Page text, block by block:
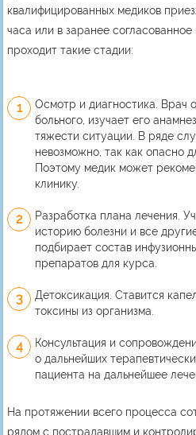
квалифицированных медиков
часа или в заранее
проходит такие стадии:
Осмотр и диагностика. Врач
больного, изучает его
тяжести ситуации. В ряде
невозможно, так как опасно
Поэтому медик может
клинику.
Разработка плана лечения.
историю болезни и все
подбирает состав
препаратов для курса.
Детоксикация. Ставится
токсины из организма.
Консультация и
о дальнейших
пациента на дальнейшее
На протяжении всего процесса
рядом с пострадавшим и